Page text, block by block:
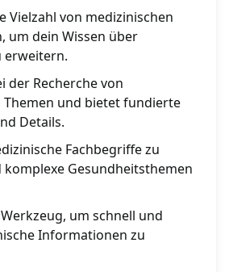
Vielzahl von medizinischen
um dein Wissen über
erweitern.
der Recherche von
Themen und bietet fundierte
Details.
Fachbegriffe zu
Gesundheitsthemen
um schnell und
Informationen zu